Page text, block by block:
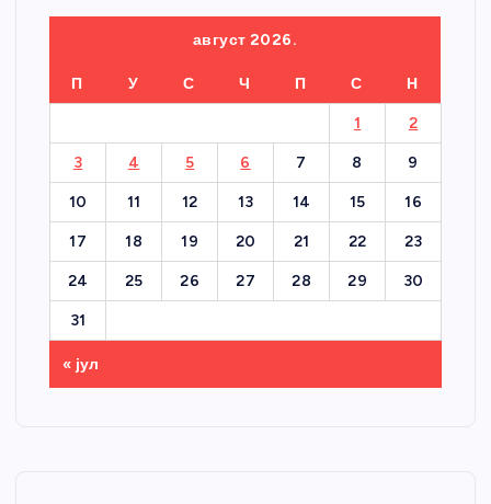
август 2026.
П У С Ч П С Н
1 2
3 4 5 6 7 8 9
10 11 12 13 14 15 16
17 18 19 20 21 22 23
24 25 26 27 28 29 30
31
« јул